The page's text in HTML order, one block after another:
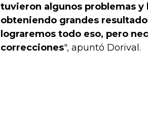
tuvieron algunos problemas
obteniendo grandes
lograremos todo eso, pero
correcciones", apuntó Dorival.